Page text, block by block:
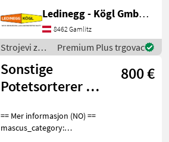
pro Stunde, Top
Verarbeitung in Voll-
Edelstahl Bauweise,
höhenverstellbares
Fahrgestell mit Laufrädern,
ver
Ledinegg - Kögl GmbH - Obst- und Weinbautechnik
8462 Gamlitz
Strojevi za
vinogradarstvo
/ Sonstige
Premium Plus trgovac
Sonstige
Potetsorterer /
800 €
== Mer informasjon (NO) ==
mascus_category: